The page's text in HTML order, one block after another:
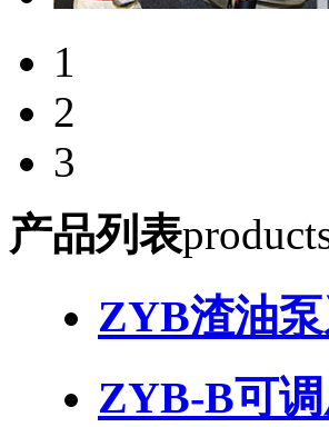
1
2
3
产品列表
ZYB渣油泵
ZYB-B可